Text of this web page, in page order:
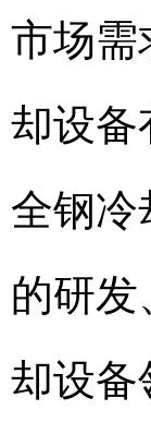
市场需
却设备
全钢冷
的研
却设备